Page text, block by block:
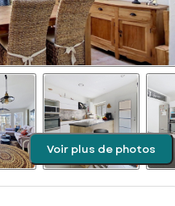
Voir plus de photos